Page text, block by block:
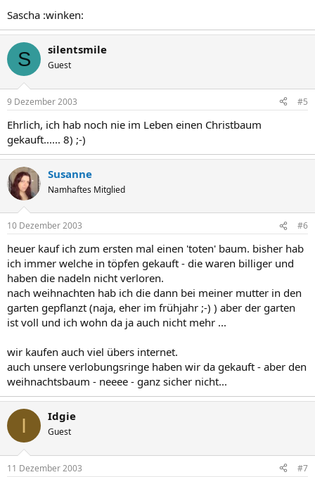
Sascha :winken:
S silentsmile
Guest
9 Dezember 2003 #5
Ehrlich, ich hab noch nie im Leben einen Christbaum
gekauft...... 8) ;-)
Susanne
Namhaftes Mitglied
10 Dezember 2003 #6
heuer kauf ich zum ersten mal einen 'toten' baum. bisher hab
ich immer welche in töpfen gekauft - die waren billiger und
haben die nadeln nicht verloren.
nach weihnachten hab ich die dann bei meiner mutter in den
garten gepflanzt (naja, eher im frühjahr ;-) ) aber der garten
ist voll und ich wohn da ja auch nicht mehr ...
wir kaufen auch viel übers internet.
auch unsere verlobungsringe haben wir da gekauft - aber den
weihnachtsbaum - neeee - ganz sicher nicht...
I Idgie
Guest
11 Dezember 2003 #7